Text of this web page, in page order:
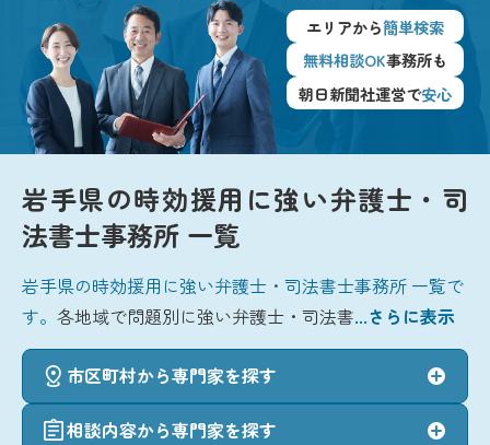
エリアから簡単検索
無料相談OK事務所も
朝日新聞社運営で安心
岩手県の時効援用に強い弁護士・司
法書士事務所 一覧
岩手県の時効援用に強い弁護士・司法書士事務所 一覧で
す。各地域で問題別に強い弁護士・司法書...さらに表示
市区町村から専門家を探す
相談内容から専門家を探す